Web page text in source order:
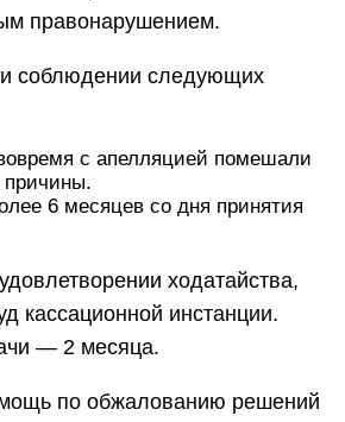
правонарушением.
соблюдении следующих
с апелляцией помешали
причины.
6 месяцев со дня принятия
ходатайства,
кассационной инстанции.
— 2 месяца.
по обжалованию решений